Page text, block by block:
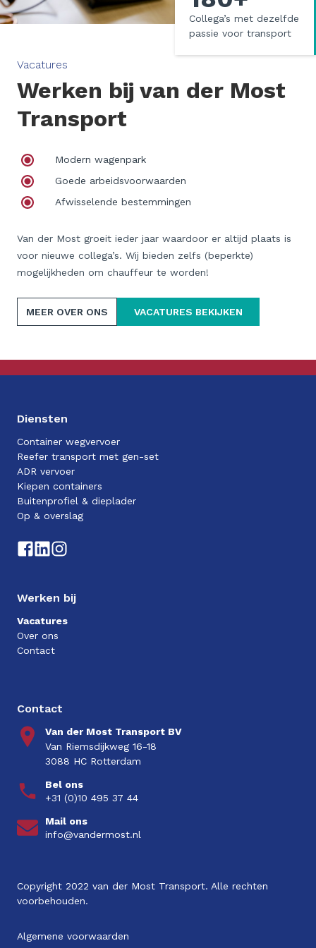
Collega’s met dezelfde
passie voor transport
Vacatures
Werken bij van der Most
Transport
Modern wagenpark
Goede arbeidsvoorwaarden
Afwisselende bestemmingen
Van der Most groeit ieder jaar waardoor er altijd plaats is
voor nieuwe collega’s. Wij bieden zelfs (beperkte)
mogelijkheden om chauffeur te worden!
MEER OVER ONS VACATURES BEKIJKEN
Diensten
Container wegvervoer
Reefer transport met gen-set
ADR vervoer
Kiepen containers
Buitenprofiel & dieplader
Op & overslag
Werken bij
Vacatures
Over ons
Contact
Contact
Van der Most Transport BV
Van Riemsdijkweg 16-18
3088 HC Rotterdam
Bel ons
+31 (0)10 495 37 44
Mail ons
info@vandermost.nl
Copyright 2022 van der Most Transport. Alle rechten
voorbehouden.
Algemene voorwaarden